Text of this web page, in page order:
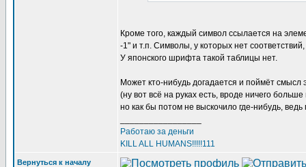
Кроме того, каждый символ ссылается на
-1" и т.п. Символы, у которых нет
У японского шрифта такой таблицы нет.
Может кто-нибудь догадается и поймёт
(ну вот всё на руках есть, вроде ничего
но как бы потом не выскочило где-нибудь,
Работаю за деньги
KILL ALL HUMANS!!!!!111
Вернуться к началу